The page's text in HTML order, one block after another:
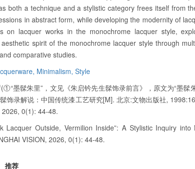
both a technique and a stylistic category frees itself from
in abstract form, while developing the modernity of
on lacquer works in the monochrome lacquer style,
spirit of the monochrome lacquer style through
comparative studies.
Minimalism, Style
(①“墨髹朱里”，文见《朱启钤先生髹饰录前言》，原文为“墨髹
饰录解说：中国传统漆工艺研究[M]. 北京:文物出版社,
0(1): 44-48.
Lacquer Outside, Vermilion Inside”: A Stylistic Inquiry
VISION, 2026, 0(1): 44-48.
推荐